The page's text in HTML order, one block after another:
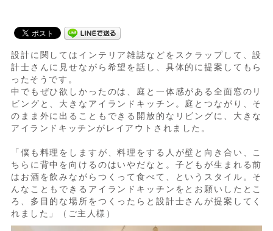
設計に関してはインテリア雑誌などをスクラップして、設
計士さんに見せながら希望を話し、具体的に提案してもら
ったそうです。
中でもぜひ欲しかったのは、庭と一体感がある全面窓のリ
ビングと、大きなアイランドキッチン。庭とつながり、そ
のまま外に出ることもできる開放的なリビングに、大きな
アイランドキッチンがレイアウトされました。
「僕も料理をしますが、料理をする人が壁と向き合い、こ
ちらに背中を向けるのはいやだなと。子どもが生まれる前
はお酒を飲みながらつくって食べて、というスタイル。そ
んなこともできるアイランドキッチンをとお願いしたとこ
ろ、多目的な場所をつくったらと設計士さんが提案してく
れました」（ご主人様）